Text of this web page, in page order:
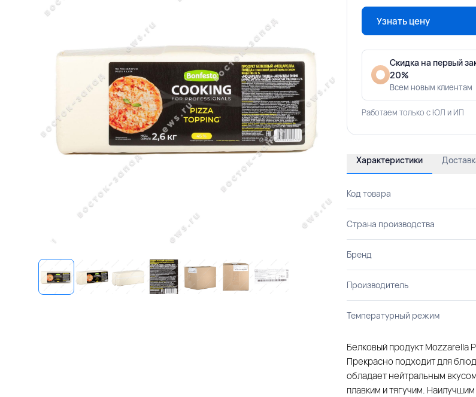
Узнать цену
Скидка на первый
20%
Всем новым клиентам
Работаем только с ЮЛ и ИП
Характеристики
Код товара
Страна производства
Бренд
Производитель
Температурный режим
Белковый продукт Mozzarella
Прекрасно подходит для
обладает нейтральным
плавким и тягучим.